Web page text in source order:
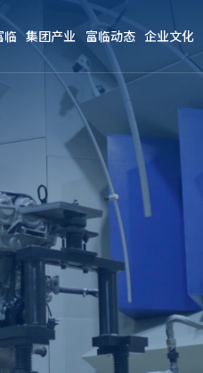
临 集团产业 富临动态 企业文化